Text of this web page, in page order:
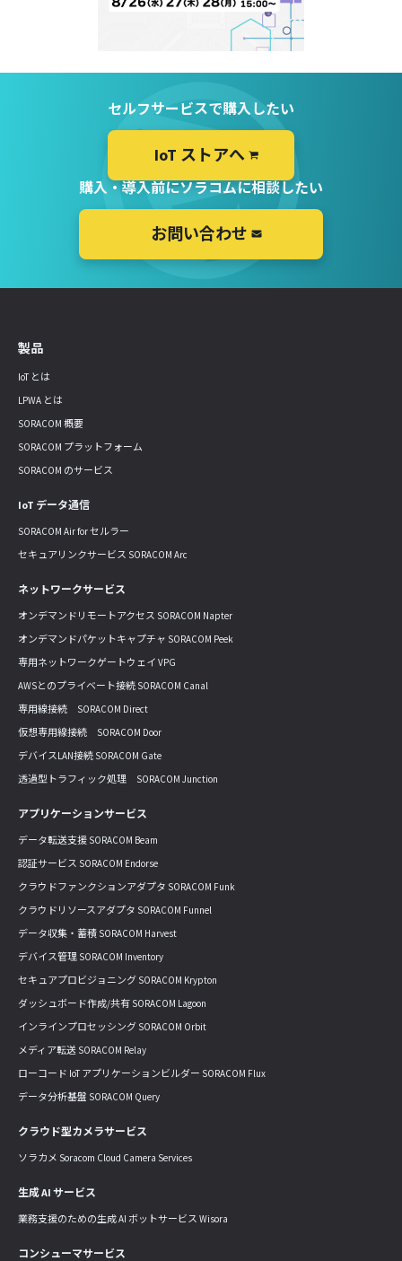
セルフサービスで購入したい
IoT ストアへ
購入・導入前にソラコムに相談したい
お問い合わせ
製品
IoT とは
LPWA とは
SORACOM 概要
SORACOM プラットフォーム
SORACOM のサービス
IoT データ通信
SORACOM Air for セルラー
セキュアリンクサービス SORACOM Arc
ネットワークサービス
オンデマンドリモートアクセス SORACOM Napter
オンデマンドパケットキャプチャ SORACOM Peek
専用ネットワークゲートウェイ VPG
AWSとのプライベート接続 SORACOM Canal
専用線接続 SORACOM Direct
仮想専用線接続 SORACOM Door
デバイスLAN接続 SORACOM Gate
透過型トラフィック処理 SORACOM Junction
アプリケーションサービス
データ転送支援 SORACOM Beam
認証サービス SORACOM Endorse
クラウドファンクションアダプタ SORACOM Funk
クラウドリソースアダプタ SORACOM Funnel
データ収集・蓄積 SORACOM Harvest
デバイス管理 SORACOM Inventory
セキュアプロビジョニング SORACOM Krypton
ダッシュボード作成/共有 SORACOM Lagoon
インラインプロセッシング SORACOM Orbit
メディア転送 SORACOM Relay
ローコード IoT アプリケーションビルダー SORACOM Flux
データ分析基盤 SORACOM Query
クラウド型カメラサービス
ソラカメ Soracom Cloud Camera Services
生成 AI サービス
業務支援のための生成 AI ボットサービス Wisora
コンシューマサービス